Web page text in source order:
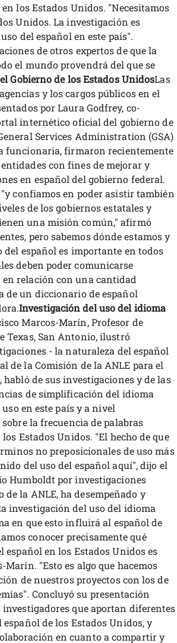
los Estados Unidos. "Necesitamos
Unidos. La investigación es
del español en este país".
de otros expertos de que la
el mundo provendrá del que se
Gobierno de los Estados UnidosLas
y los cargos públicos en el
por Laura Godfrey, co-
internético oficial del gobierno de
Services Administration (GSA)
funcionaria, firmaron recientemente
con fines de mejorar y
en español del gobierno federal.
confiamos en poder asistir también
de los gobiernos estatales y
una misión común," afirmó
pero sabemos dónde estamos y
español es importante en todos
deben poder comunicarse
relación con una cantidad
de un diccionario de español
Investigación del uso del idioma
Marcos-Marín, Profesor de
Texas, San Antonio, ilustró
- la naturaleza del español
de la Comisión de la ANLE para el
de sus investigaciones y de las
de simplificación del idioma
en este país y a nivel
la frecuencia de palabras
Estados Unidos. "El hecho de que
no preposicionales de uso más
del uso del español aquí", dijo el
Humboldt por investigaciones
la ANLE, ha desempeñado y
investigación del uso del idioma
en que esto influirá al español de
conocer precisamente qué
en los Estados Unidos es
"Esto es algo que hacemos
de nuestros proyectos con los de
Concluyó su presentación
que aportan diferentes
de los Estados Unidos, y
en cuanto a compartir y